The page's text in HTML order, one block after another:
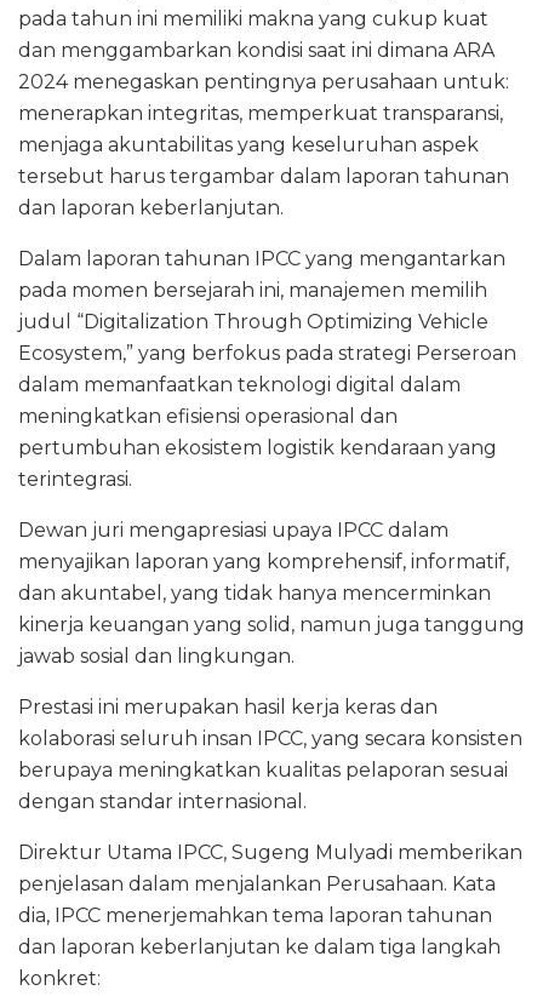
pada tahun ini memiliki makna yang cukup kuat
dan menggambarkan kondisi saat ini dimana ARA
2024 menegaskan pentingnya perusahaan untuk:
menerapkan integritas, memperkuat transparansi,
menjaga akuntabilitas yang keseluruhan aspek
tersebut harus tergambar dalam laporan tahunan
dan laporan keberlanjutan.
Dalam laporan tahunan IPCC yang mengantarkan
pada momen bersejarah ini, manajemen memilih
judul “Digitalization Through Optimizing Vehicle
Ecosystem,” yang berfokus pada strategi Perseroan
dalam memanfaatkan teknologi digital dalam
meningkatkan efisiensi operasional dan
pertumbuhan ekosistem logistik kendaraan yang
terintegrasi.
Dewan juri mengapresiasi upaya IPCC dalam
menyajikan laporan yang komprehensif, informatif,
dan akuntabel, yang tidak hanya mencerminkan
kinerja keuangan yang solid, namun juga tanggung
jawab sosial dan lingkungan.
Prestasi ini merupakan hasil kerja keras dan
kolaborasi seluruh insan IPCC, yang secara konsisten
berupaya meningkatkan kualitas pelaporan sesuai
dengan standar internasional.
Direktur Utama IPCC, Sugeng Mulyadi memberikan
penjelasan dalam menjalankan Perusahaan. Kata
dia, IPCC menerjemahkan tema laporan tahunan
dan laporan keberlanjutan ke dalam tiga langkah
konkret: